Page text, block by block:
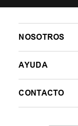
NOSOTROS
AYUDA
CONTACTO